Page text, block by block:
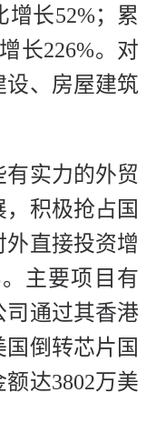
增长52%；累
长226%。对
设、房屋建筑
实力的外贸
积极抢占国
外直接投资增
主要项目有
司通过其香港
倒转芯片国
达3802万美